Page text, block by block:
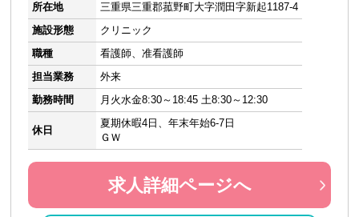
所在地
三重県三重郡菰野町大字潤田字新起1187-4
施設形態
クリニック
職種
看護師、准看護師
担当業務
外来
勤務時間
月火水金8:30～18:45 土8:30～12:30
休日
夏期休暇4日、年末年始6-7日
ＧＷ
求人詳細ページへ